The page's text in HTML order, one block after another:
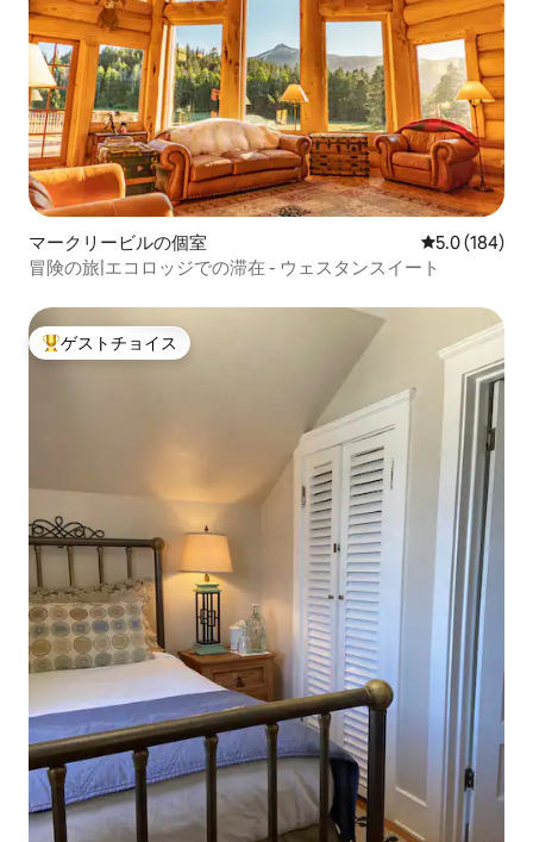
マークリービルの個室 レビュー184
5.0 (184)
冒険の旅|エコロッジでの滞在 - ウェスタンスイート
大好評のゲストチョイスです。
ゲストチョイス